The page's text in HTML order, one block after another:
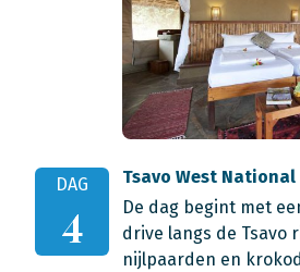
DAG
4
Tsavo West National
De dag begint met
drive langs de Tsavo
nijlpaarden en